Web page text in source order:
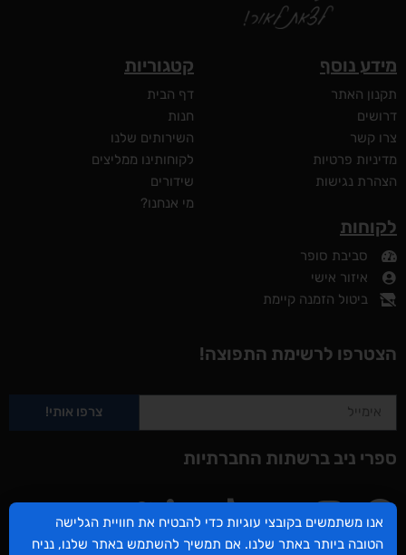
מידע נוסף
תקנון האתר
דרושים
צרו קשר
מדיניות פרטיות
הצהרת נגישות
לקוחות
סביבת סופר
איזור אישי
ביטול הזמנה קיימת
קטגוריות
דף הבית
חנות
השירותים שלנו
לקוחותינו ממליצים
שידורים
מי אנחנו?
הצטרפו לרשימת התפוצה!
צרפו אותי!
ספרי ניב ברשתות החברתיות
אנו משתמשים בקובצי עוגיות כדי להבטיח את חוויית הגלישה
הטובה ביותר באתר שלנו. אם תמשיך להשתמש באתר שלנו, נניח